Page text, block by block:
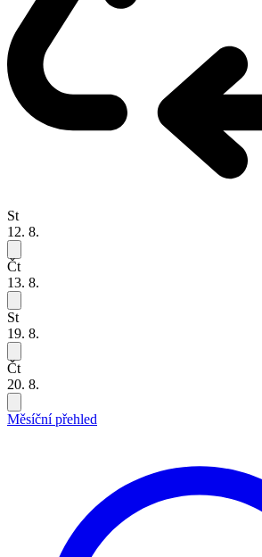
St
12. 8.
Čt
13. 8.
St
19. 8.
Čt
20. 8.
Měsíční přehled